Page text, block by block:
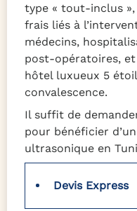
type « tout-inclus
frais liés à
médecins,
post-opératoires, et
hôtel luxueux 5
convalescence.
Il suffit de
pour bénéficier
ultrasonique en
Devis Express